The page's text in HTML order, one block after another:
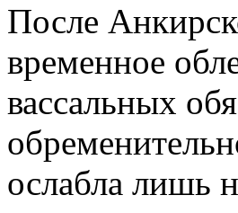
После
временное
вассальных
ослабла лишь